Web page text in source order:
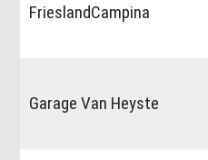
FrieslandCampina
Garage Van Heyste